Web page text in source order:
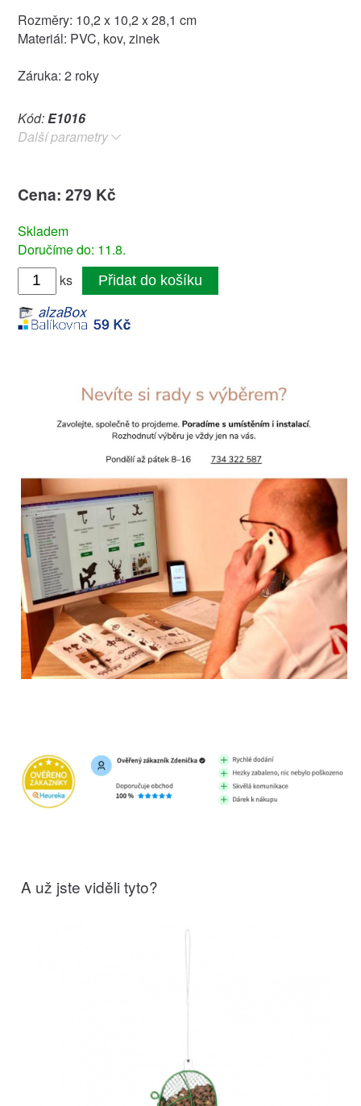
Rozměry: 10,2 x 10,2 x 28,1 cm
Materiál: PVC, kov, zinek
Záruka: 2 roky
Kód:E1016
Další parametry
Cena: 279 Kč
Skladem
Doručíme do: 11.8.
ks
Přidat do košíku
A už jste viděli tyto?